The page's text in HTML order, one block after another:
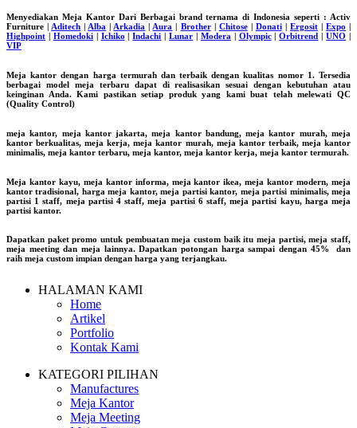
Menyediakan Meja Kantor Dari Berbagai brand ternama di Indonesia seperti : Activ
Furniture | Aditech | Alba | Arkadia | Aura | Brother| Chitose| Donati| Ergosit| Expo |
Highpoint | Homedoki| Ichiko |Indachi |Lunar | Modera | Olympic|Orbitrend |UNO |
VIP
Meja kantor dengan harga termurah dan terbaik dengan kualitas nomor 1. Tersedia
berbagai model meja terbaru dapat di realisasikan sesuai dengan kebutuhan atau
keinginan Anda. Kami pastikan setiap produk yang kami buat telah melewati QC
(Quality Control)
meja kantor, meja kantor jakarta, meja kantor bandung, meja kantor murah, meja
kantor berkualitas, meja kerja, meja kantor murah, meja kantor terbaik, meja kantor
minimalis, meja kantor terbaru, meja kantor, meja kantor kerja, meja kantor termurah.
Meja kantor kayu, meja kantor informa, meja kantor ikea, meja kantor modern, meja
kantor tradisional, harga meja kantor, meja partisi kantor, meja partisi minimalis, meja
partisi 1 staff, meja partisi 4 staff, meja partisi 6 staff, meja partisi kayu, harga meja
partisi kantor.
Dapatkan paket promo untuk pembuatan meja custom baik itu meja partisi, meja staff,
meja meeting dan meja lainnya. Dapatkan potongan harga sampai dengan 45% dan
raih meja custom impian dengan harga yang terjangkau.
HALAMAN KAMI
Home
Artikel
Portfolio
Kontak Kami
KATEGORI PILIHAN
Manufactures
Meja Kantor
Meja Meeting